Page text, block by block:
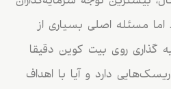
مسئله اصلی بسیاری از
گذاری روی بیت کوین دقیقا
دارد و آیا با اهداف